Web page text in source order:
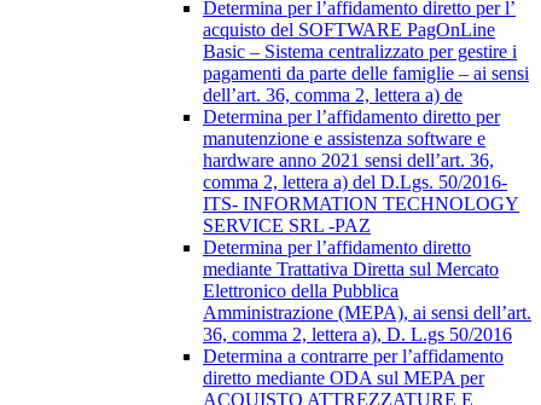
Determina per l’affidamento diretto per l’
acquisto del SOFTWARE PagOnLine
Basic – Sistema centralizzato per gestire i
pagamenti da parte delle famiglie – ai sensi
dell’art. 36, comma 2, lettera a) de
Determina per l’affidamento diretto per
manutenzione e assistenza software e
hardware anno 2021 sensi dell’art. 36,
comma 2, lettera a) del D.Lgs. 50/2016-
ITS- INFORMATION TECHNOLOGY
SERVICE SRL -PAZ
Determina per l’affidamento diretto
mediante Trattativa Diretta sul Mercato
Elettronico della Pubblica
Amministrazione (MEPA), ai sensi dell’art.
36, comma 2, lettera a), D. L.gs 50/2016
Determina a contrarre per l’affidamento
diretto mediante ODA sul MEPA per
ACQUISTO ATTREZZATURE E